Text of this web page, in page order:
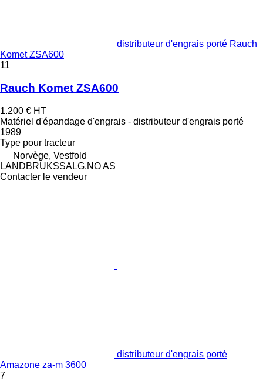
distributeur d'engrais porté Rauch
Komet ZSA600
11
Rauch Komet ZSA600
1.200 € HT
Matériel d'épandage d'engrais - distributeur d'engrais porté
1989
Type pour tracteur
Norvège, Vestfold
LANDBRUKSSALG.NO AS
Contacter le vendeur
distributeur d'engrais porté
Amazone za-m 3600
7